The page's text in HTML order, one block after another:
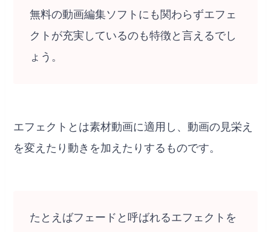
無料の動画編集ソフトにも関わらずエフェ
クトが充実しているのも特徴と言えるでし
ょう。
エフェクトとは素材動画に適用し、動画の見栄え
を変えたり動きを加えたりするものです。
たとえばフェードと呼ばれるエフェクトを